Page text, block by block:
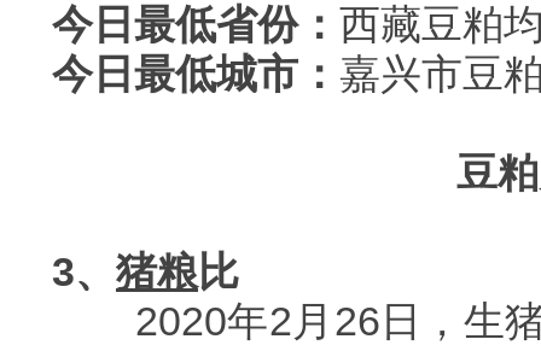
今日最低省份： 西藏豆粕
今日最低城市： 嘉兴市豆
豆
3、 猪粮 比
2020年2月26日，生